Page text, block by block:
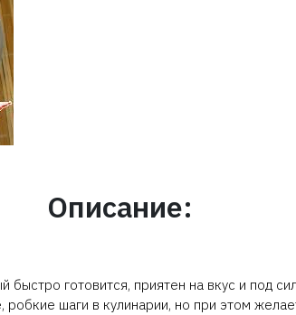
Описание:
быстро готовится, приятен на вкус и под
шаги в кулинарии, но при этом